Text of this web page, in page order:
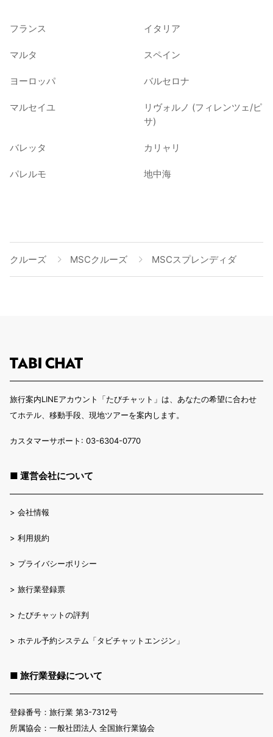
フランス イタリア
マルタ スペイン
ヨーロッパ バルセロナ
マルセイユ
リヴォルノ (フィレンツェ/ピ
サ)
バレッタ カリャリ
パレルモ 地中海
クルーズ MSCクルーズ MSCスプレンディダ
旅行案内LINEアカウント「たびチャット」は、あなたの希望に合わせ
てホテル、移動手段、現地ツアーを案内します。
カスタマーサポート: 03-6304-0770
■ 運営会社について
> 会社情報
> 利用規約
> プライバシーポリシー
> 旅行業登録票
> たびチャットの評判
> ホテル予約システム「タビチャットエンジン」
■ 旅行業登録について
登録番号：旅行業 第3-7312号
所属協会：一般社団法人 全国旅行業協会